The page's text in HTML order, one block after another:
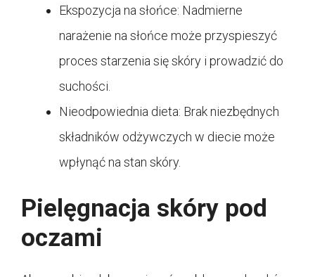
Ekspozycja na słońce: Nadmierne
narażenie na słońce może przyspieszyć
proces starzenia się skóry i prowadzić do
suchości.
Nieodpowiednia dieta: Brak niezbędnych
składników odżywczych w diecie może
wpłynąć na stan skóry.
Pielęgnacja skóry pod
oczami